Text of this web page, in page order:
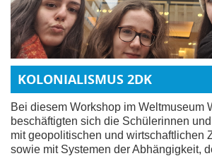
KOLONIALISMUS 2DK
Bei diesem Workshop im Weltmuseum
beschäftigten sich die Schülerinnen
mit geopolitischen und wirtschaftlichen
sowie mit Systemen der Abhängigkeit,